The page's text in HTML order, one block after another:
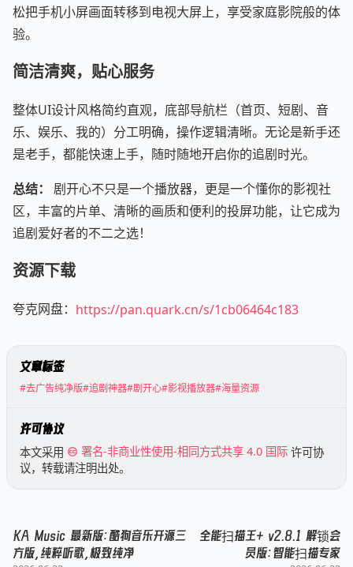
松把手机小屏画面转移到电视大屏上，享受家庭影院般的体
验。
简洁清爽，贴心服务
整体UI设计风格简约直观，底部导航栏（首页、短剧、音
乐、娱乐、我的）分工明确，操作逻辑清晰。无论是新手还
是老手，都能快速上手，随时随地开启你的追剧时光。
总结：
剧开心不只是一个播放器，更是一个懂你的影视社
区，丰富的片单、清晰的画质和便利的投屏功能，让它成为
追剧爱好者的不二之选！
资源下载
夸克网盘： https://pan.quark.cn/s/1cb06464c183
文章标签
#去广告纯净版#追剧神器#剧开心#影视播放器#海量资源
许可协议
本文采用 署名-非商业性使用-相同方式共享 4.0 国际 许可协
议，转载请注明出处。
KA Music 最新版：酷狗音乐开源三
方版，纯粹听歌，极致纯净
全能扫描王+ v2.8.1 解锁会
员版：智能扫描专家